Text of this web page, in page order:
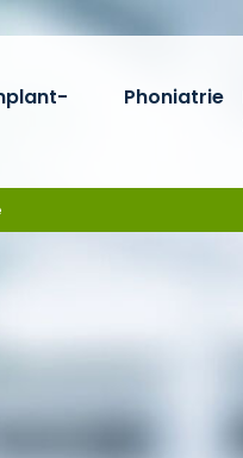
Phoniatrie